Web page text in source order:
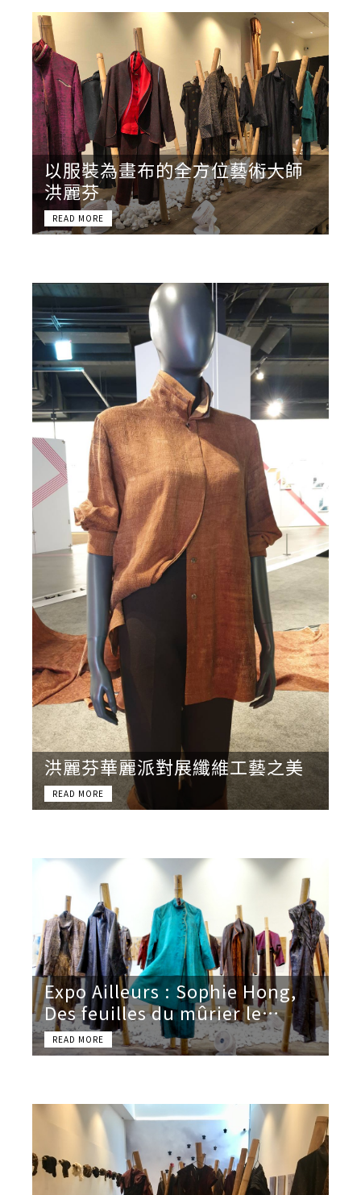
以服裝為畫布的全方位藝術大師
洪麗芬
洪麗芬華麗派對展纖維工藝之美
Expo Ailleurs : Sophie Hong,
Des feuilles du mûrier le
temps fait des robes de soie…
- La Piscine de Roubaix -
confirmer)